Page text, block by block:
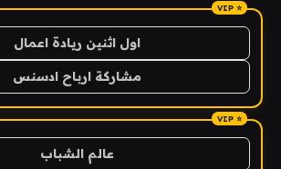
اول اثنين ريادة اعمال
مشاركة ارباح ادسنس
عالم الشباب